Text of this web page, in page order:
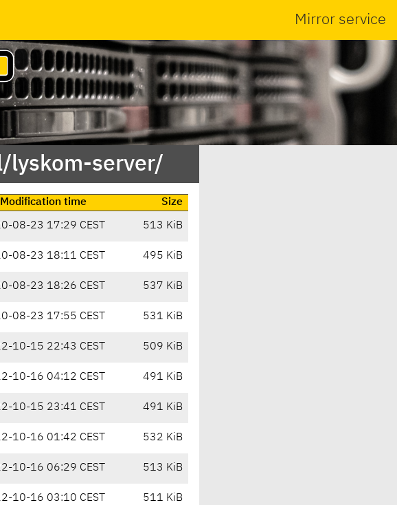
Mirror service
server/
Modification time
Size
08-23 17:29 CEST 513 KiB
08-23 18:11 CEST 495 KiB
08-23 18:26 CEST 537 KiB
08-23 17:55 CEST 531 KiB
10-15 22:43 CEST 509 KiB
10-16 04:12 CEST 491 KiB
10-15 23:41 CEST 491 KiB
10-16 01:42 CEST 532 KiB
10-16 06:29 CEST 513 KiB
10-16 03:10 CEST 511 KiB